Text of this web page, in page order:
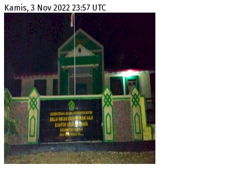
Kamis, 3 Nov 2022 23:57 UTC